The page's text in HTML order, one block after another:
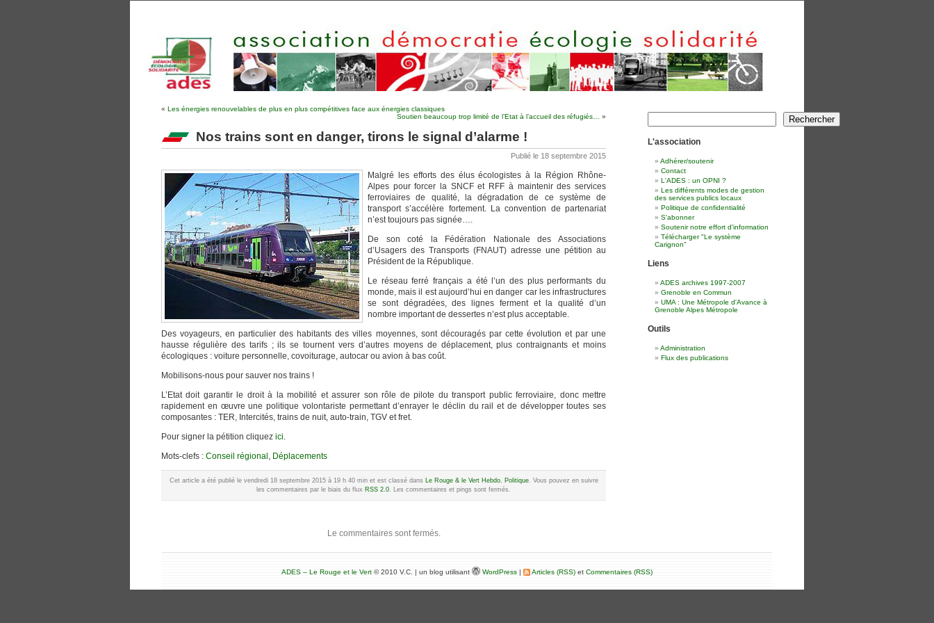
« Les énergies renouvelables de plus en plus compétitives face aux énergies classiques
Soutien beaucoup trop limité de l’Etat à l’accueil des réfugiés…
»
Nos trains sont en danger, tirons le signal d’alarme !
Publié le 18 septembre 2015
Malgré les efforts des élus écologistes à la Région Rhône-
Alpes pour forcer la SNCF et RFF à maintenir des services
ferroviaires de qualité, la dégradation de ce système de
transport s’accélère fortement. La convention de partenariat
n’est toujours pas signée….
De son coté la Fédération Nationale des Associations
d’Usagers des Transports (FNAUT) adresse une pétition au
Président de la République.
Le réseau ferré français a été l’un des plus performants du
monde, mais il est aujourd’hui en danger car les infrastructures
se sont dégradées, des lignes ferment et la qualité d’un
nombre important de dessertes n’est plus acceptable.
Des voyageurs, en particulier des habitants des villes moyennes, sont découragés par cette évolution et par une
hausse régulière des tarifs ; ils se tournent vers d’autres moyens de déplacement, plus contraignants et moins
écologiques : voiture personnelle, covoiturage, autocar ou avion à bas coût.
Mobilisons-nous pour sauver nos trains !
L’Etat doit garantir le droit à la mobilité et assurer son rôle de pilote du transport public ferroviaire, donc mettre
rapidement en œuvre une politique volontariste permettant d’enrayer le déclin du rail et de développer toutes ses
composantes : TER, Intercités, trains de nuit, auto-train, TGV et fret.
Pour signer la pétition cliquez ici.
Mots-clefs : Conseil régional , Déplacements
Cet article a été publié le vendredi 18 septembre 2015 à 19 h 40 min et est classé dans Le Rouge & le Vert Hebdo, Politique. Vous pouvez en suivre
les commentaires par le biais du flux RSS 2.0. Les commentaires et pings sont fermés.
Le commentaires sont fermés.
Rechercher Rechercher
L'association
Adhérer/soutenir
Contact
L'ADES : un OPNI ?
Les différents modes de gestion
des services publics locaux
Politique de confidentialité
S'abonner
Soutenir notre effort d'information
Télécharger "Le système
Carignon"
Liens
ADES archives 1997-2007
Grenoble en Commun
UMA : Une Métropole d'Avance à
Grenoble Alpes Métropole
Outils
Administration
Flux des publications
ADES – Le Rouge et le Vert © 2010 V.C. | un blog utilisant WordPress | Articles (RSS) et Commentaires (RSS)